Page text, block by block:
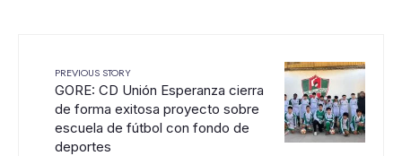
PREVIOUS STORY
GORE: CD Unión Esperanza cierra
de forma exitosa proyecto sobre
escuela de fútbol con fondo de
deportes